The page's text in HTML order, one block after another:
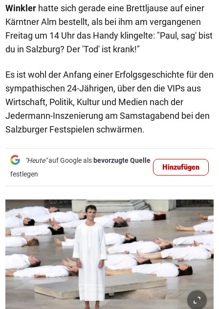
Winkler hatte sich gerade eine Brettljause auf einer
Kärntner Alm bestellt, als bei ihm am vergangenen
Freitag um 14 Uhr das Handy klingelte: "Paul, sag' bist
du in Salzburg? Der 'Tod' ist krank!"
Es ist wohl der Anfang einer Erfolgsgeschichte für den
sympathischen 24-Jährigen, über den die VIPs aus
Wirtschaft, Politik, Kultur und Medien nach der
Jedermann-Inszenierung am Samstagabend bei den
Salzburger Festspielen schwärmen.
"Heute"auf Google als bevorzugte Quelle
festlegen
Hinzufügen